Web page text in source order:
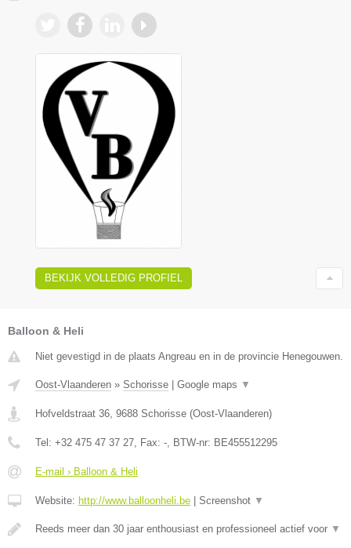
BEKIJK VOLLEDIG PROFIEL
Balloon & Heli
Niet gevestigd in de plaats Angreau en in de provincie Henegouwen.
Oost-Vlaanderen » Schorisse Google maps ▼
Hofveldstraat 36 9688 Schorisse (Oost-Vlaanderen)
Tel: +32 475 47 37 27 , Fax: - , BTW-nr: BE455512295
E-mail › Balloon & Heli
Website: http://www.balloonheli.be Screenshot ▼
Reeds meer dan 30 jaar enthousiast en professioneel actief voor ▼